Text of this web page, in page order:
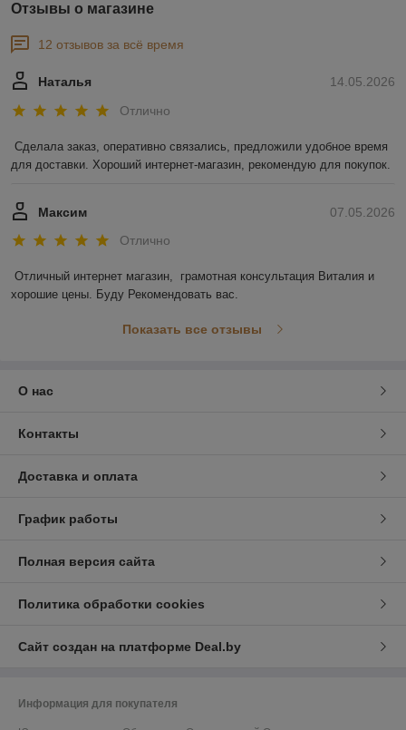
Отзывы о магазине
12 отзывов за всё время
14.05.2026
Наталья
Отлично
Сделала заказ, оперативно связались, предложили удобное время
для доставки. Хороший интернет-магазин, рекомендую для покупок.
07.05.2026
Максим
Отлично
Отличный интернет магазин,  грамотная консультация Виталия и
хорошие цены. Буду Рекомендовать вас.
Показать все отзывы
О нас
Контакты
Доставка и оплата
График работы
Полная версия сайта
Политика обработки cookies
Сайт создан на платформе Deal.by
Информация для покупателя